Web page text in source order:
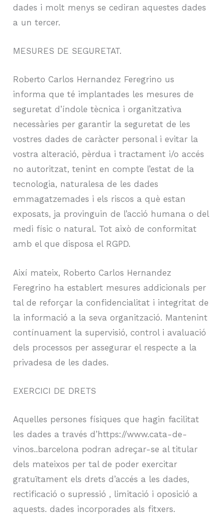
dades i molt menys se cediran aquestes dades
a un tercer.
MESURES DE SEGURETAT.
Roberto Carlos Hernandez Feregrino us
informa que té implantades les mesures de
seguretat d’índole tècnica i organitzativa
necessàries per garantir la seguretat de les
vostres dades de caràcter personal i evitar la
vostra alteració, pèrdua i tractament i/o accés
no autoritzat, tenint en compte l’estat de la
tecnologia, naturalesa de les dades
emmagatzemades i els riscos a què estan
exposats, ja provinguin de l’acció humana o del
medi físic o natural. Tot això de conformitat
amb el que disposa el RGPD.
Així mateix, Roberto Carlos Hernandez
Feregrino ha establert mesures addicionals per
tal de reforçar la confidencialitat i integritat de
la informació a la seva organització. Mantenint
contínuament la supervisió, control i avaluació
dels processos per assegurar el respecte a la
privadesa de les dades.
EXERCICI DE DRETS
Aquelles persones físiques que hagin facilitat
les dades a través d’https://www.cata-de-
vinos..barcelona podran adreçar-se al titular
dels mateixos per tal de poder exercitar
gratuïtament els drets d’accés a les dades,
rectificació o supressió , limitació i oposició a
aquests. dades incorporades als fitxers.